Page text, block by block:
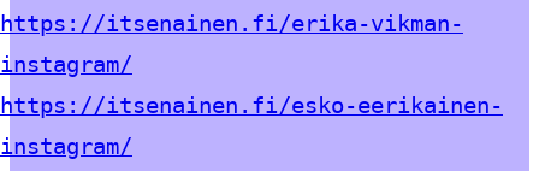
https://itsenainen.fi/erika-vikman-
instagram/
https://itsenainen.fi/esko-eerikainen-
instagram/